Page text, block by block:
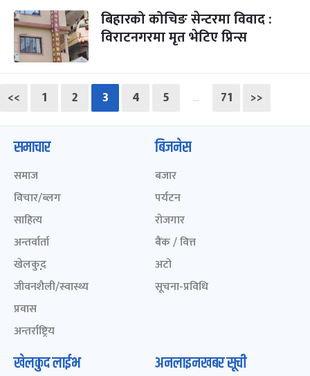
बिहारको कोचिङ सेन्टरमा विवाद :
विराटनगरमा मृत भेटिए प्रिन्स
<< 1 2 3 4 5 … 71 >>
समाचार
समाज
विचार/ब्लग
साहित्य
अन्तर्वार्ता
खेलकुद़़
जीवनशैली/स्वास्थ्य
प्रवास
अन्तर्राष्ट्रिय
बिजनेस
बजार
पर्यटन
रोजगार
बैंक / वित्त
अटो
सूचना-प्रविधि
खेलकुद लाईभ अनलाइनखबर सूची